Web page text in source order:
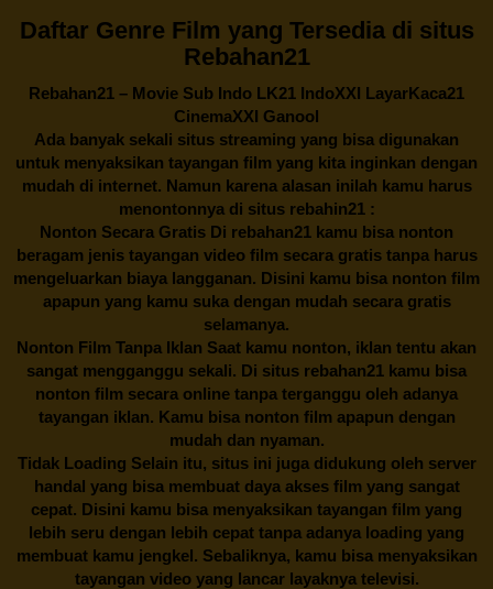
Daftar Genre Film yang Tersedia di situs
Rebahan21
Rebahan21 – Movie Sub Indo LK21 IndoXXI LayarKaca21
CinemaXXI Ganool
Ada banyak sekali situs streaming yang bisa digunakan
untuk menyaksikan tayangan film yang kita inginkan dengan
mudah di internet. Namun karena alasan inilah kamu harus
menontonnya di situs rebahin21 :
Nonton Secara Gratis Di rebahan21 kamu bisa nonton
beragam jenis tayangan video film secara gratis tanpa harus
mengeluarkan biaya langganan. Disini kamu bisa nonton film
apapun yang kamu suka dengan mudah secara gratis
selamanya.
Nonton Film Tanpa Iklan Saat kamu nonton, iklan tentu akan
sangat mengganggu sekali. Di situs rebahan21 kamu bisa
nonton film secara online tanpa terganggu oleh adanya
tayangan iklan. Kamu bisa nonton film apapun dengan
mudah dan nyaman.
Tidak Loading Selain itu, situs ini juga didukung oleh server
handal yang bisa membuat daya akses film yang sangat
cepat. Disini kamu bisa menyaksikan tayangan film yang
lebih seru dengan lebih cepat tanpa adanya loading yang
membuat kamu jengkel. Sebaliknya, kamu bisa menyaksikan
tayangan video yang lancar layaknya televisi.